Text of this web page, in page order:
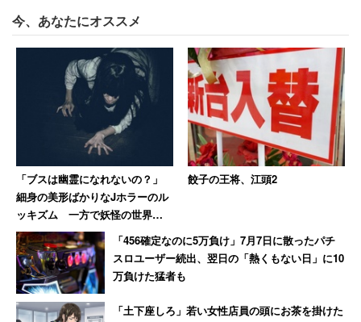
（C）2021映画「シノノメ色の週末」製作委員会
今、あなたにオススメ
「ブスは幽霊になれないの？」
細身の美形ばかりなJホラーのル
ッキズム 一方で妖怪の世界で
は醜女が活躍しているぞ！
餃子の王将、江頭2
「456確定なのに5万負け」7月7日に散ったパチ
スロユーザー続出、翌日の「熱くもない日」に10
万負けた猛者も
「土下座しろ」若い女性店員の頭にお茶を掛けた